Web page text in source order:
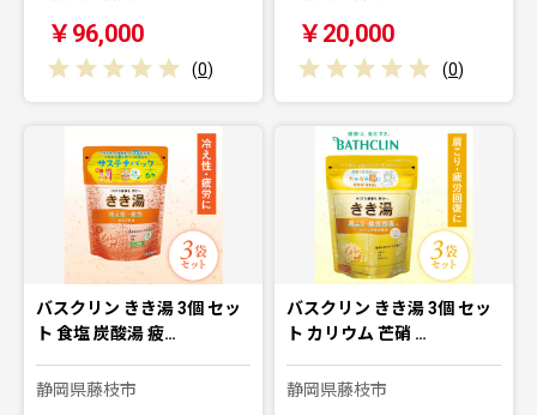
￥96,000
(0)
￥20,000
(0)
バスクリン きき湯 3個 セッ
ト 食塩 炭酸湯 疲…
静岡県藤枝市
バスクリン きき湯 3個 セッ
ト カリウム 芒硝 …
静岡県藤枝市